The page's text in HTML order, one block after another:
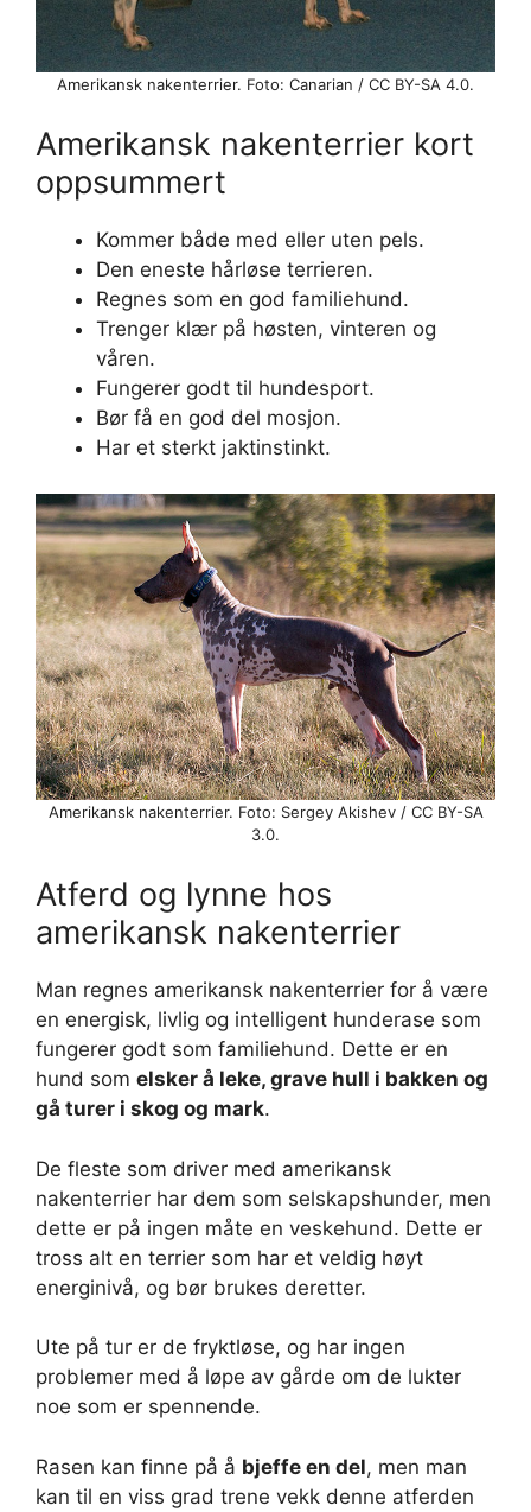
Amerikansk nakenterrier. Foto: Canarian / CC BY-SA 4.0.
Amerikansk nakenterrier kort
oppsummert
Kommer både med eller uten pels.
Den eneste hårløse terrieren.
Regnes som en god familiehund.
Trenger klær på høsten, vinteren og
våren.
Fungerer godt til hundesport.
Bør få en god del mosjon.
Har et sterkt jaktinstinkt.
Amerikansk nakenterrier. Foto: Sergey Akishev / CC BY-SA
3.0.
Atferd og lynne hos
amerikansk nakenterrier
Man regnes amerikansk nakenterrier for å være
en energisk, livlig og intelligent hunderase som
fungerer godt som familiehund. Dette er en
hund som elsker å leke, grave hull i bakken og
gå turer i skog og mark.
De fleste som driver med amerikansk
nakenterrier har dem som selskapshunder, men
dette er på ingen måte en veskehund. Dette er
tross alt en terrier som har et veldig høyt
energinivå, og bør brukes deretter.
Ute på tur er de fryktløse, og har ingen
problemer med å løpe av gårde om de lukter
noe som er spennende.
Rasen kan finne på å bjeffe en del, men man
kan til en viss grad trene vekk denne atferden